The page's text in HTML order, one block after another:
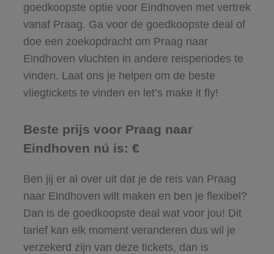
goedkoopste optie voor Eindhoven met vertrek
vanaf Praag. Ga voor de goedkoopste deal of
doe een zoekopdracht om Praag naar
Eindhoven vluchten in andere reisperiodes te
vinden. Laat ons je helpen om de beste
vliegtickets te vinden en let’s make it fly!
Beste prijs voor Praag naar
Eindhoven nú is: €
Ben jij er al over uit dat je de reis van Praag
naar Eindhoven wilt maken en ben je flexibel?
Dan is de goedkoopste deal wat voor jou! Dit
tarief kan elk moment veranderen dus wil je
verzekerd zijn van deze tickets, dan is